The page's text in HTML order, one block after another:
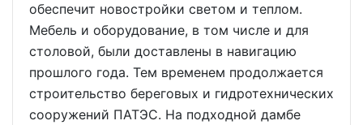
обеспечит новостройки светом и теплом.
Мебель и оборудование, в том числе и для
столовой, были доставлены в навигацию
прошлого года. Тем временем продолжается
строительство береговых и гидротехнических
сооружений ПАТЭС. На подходной дамбе